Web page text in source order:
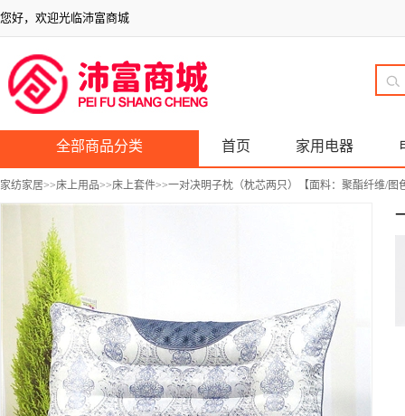
您好，欢迎光临沛富商城
全部商品分类 首页 家用电器
家纺家居>>床上用品>>床上套件>>一对决明子枕（枕芯两只）【面料：聚酯纤维/图